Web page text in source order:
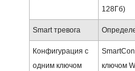
128Гб)
Smart тревога
Конфигурация с
одним ключом
ключом